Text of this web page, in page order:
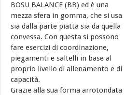
BOSU BALANCE (BB) ed è una
mezza sfera in gomma, che si usa
sia dalla parte piatta sia da quella
convessa. Con questa si possono
fare esercizi di coordinazione,
piegamenti e saltelli in base al
proprio livello di allenamento e di
capacità.
Grazie alla sua forma arrotondata